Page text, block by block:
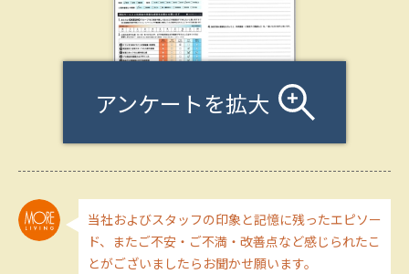
アンケートを拡大
当社およびスタッフの印象と記憶に残ったエピソー
ド、またご不安・ご不満・改善点など感じられたこ
とがございましたらお聞かせ願います。